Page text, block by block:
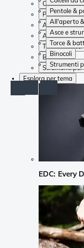
Pentole &
All'aperto
Asce e
Torce &
Binocoli
Strumenti
Coltelli da
Pentole &
All'aperto &
Asce e
Torce &
Binocoli
Strumenti per
Esplora per tema
EDC: Every